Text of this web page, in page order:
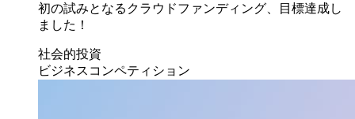
初の試みとなるクラウドファンディング、目標達成し
ました！
社会的投資
ビジネスコンペティション